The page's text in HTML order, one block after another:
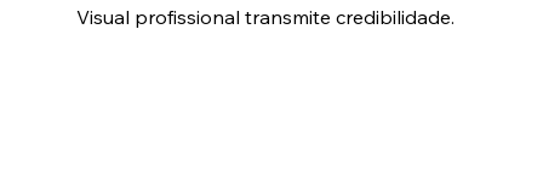
Visual profissional transmite credibilidade.